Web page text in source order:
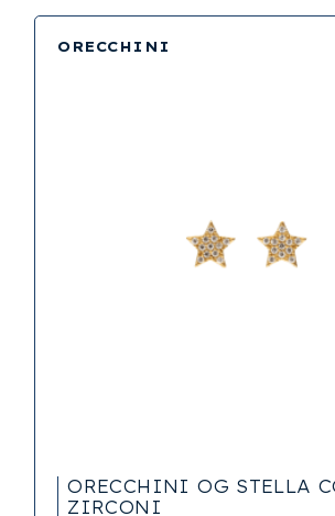
ORECCHINI
ORECCHINI OG STELLA
ZIRCONI